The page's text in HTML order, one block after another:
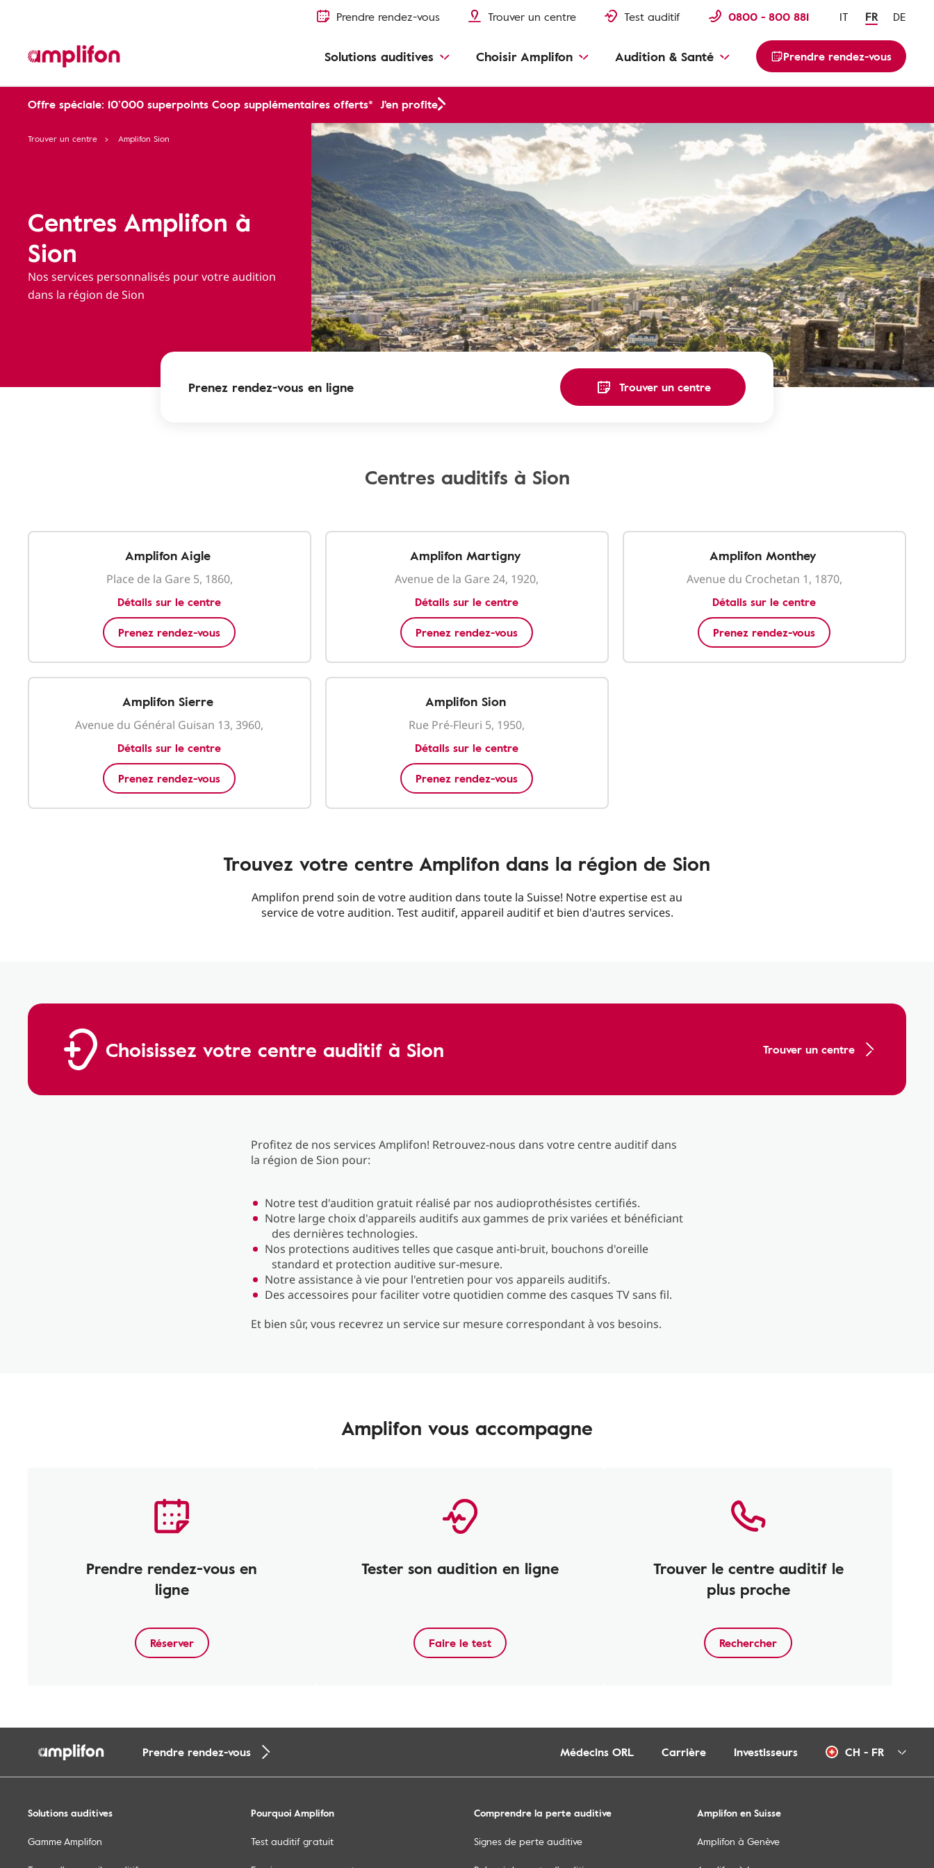
Prendre rendez-vous Trouver un centre Test auditif 0800 - 800 881 IT FR DE
Solutions auditives Choisir Amplifon Audition & Santé Prendre rendez-vous
Offre spéciale: 10’000 superpoints Coop supplémentaires offerts* J'en profite
Trouver un centre Amplifon Sion
Centres Amplifon à
Sion
Nos services personnalisés pour votre audition
dans la région de Sion
Prenez rendez-vous en ligne Trouver un centre
Centres auditifs à Sion
Amplifon Aigle
Place de la Gare 5, 1860,
Détails sur le centre
Prenez rendez-vous
Amplifon Martigny
Avenue de la Gare 24, 1920,
Détails sur le centre
Prenez rendez-vous
Amplifon Monthey
Avenue du Crochetan 1, 1870,
Détails sur le centre
Prenez rendez-vous
Amplifon Sierre
Avenue du Général Guisan 13, 3960,
Détails sur le centre
Prenez rendez-vous
Amplifon Sion
Rue Pré-Fleuri 5, 1950,
Détails sur le centre
Prenez rendez-vous
Trouvez votre centre Amplifon dans la région de Sion
Amplifon prend soin de votre audition dans toute la Suisse! Notre expertise est au
service de votre audition. Test auditif, appareil auditif et bien d'autres services.
Choisissez votre centre auditif à Sion Trouver un centre
Profitez de nos services Amplifon! Retrouvez-nous dans votre centre auditif dans
la région de Sion pour:
Notre test d'audition gratuit réalisé par nos audioprothésistes certifiés.
Notre large choix d'appareils auditifs aux gammes de prix variées et bénéficiant
des dernières technologies.
Nos protections auditives telles que casque anti-bruit, bouchons d'oreille
standard et protection auditive sur-mesure.
Notre assistance à vie pour l'entretien pour vos appareils auditifs.
Des accessoires pour faciliter votre quotidien comme des casques TV sans fil.
Et bien sûr, vous recevrez un service sur mesure correspondant à vos besoins.
Amplifon vous accompagne
Prendre rendez-vous en
ligne
Réserver
Tester son audition en ligne
Faire le test
Trouver le centre auditif le
plus proche
Rechercher
Prendre rendez-vous Médecins ORL Carrière Investisseurs CH - FR
Solutions auditives
Gamme Amplifon
Pourquoi Amplifon
Test auditif gratuit
Comprendre la perte auditive
Signes de perte auditive
Amplifon en Suisse
Amplifon à Genève